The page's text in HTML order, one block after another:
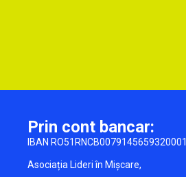
Prin cont bancar:
IBAN RO51RNCB0079145659320001
Asociația Lideri în Mișcare,